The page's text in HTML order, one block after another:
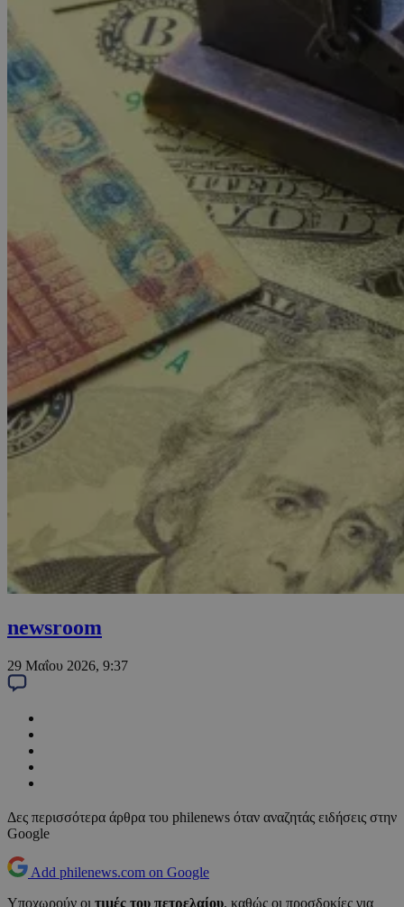
newsroom
29 Μαΐου 2026, 9:37
Δες περισσότερα άρθρα του philenews όταν αναζητάς ειδήσεις στην
Google
Add philenews.com on Google
Υποχωρούν οι τιμές του πετρελαίου, καθώς οι προσδοκίες για